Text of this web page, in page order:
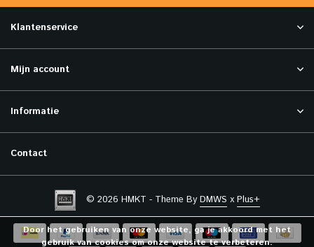
Klantenservice
Mijn account
Informatie
Contact
© 2026 HMKT - Theme By DMWS x Plus+
Door het gebruiken van onze website, ga je akkoord met het
gebruik van cookies om onze website te verbeteren.